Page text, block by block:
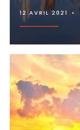
12 AVRIL 2021 •